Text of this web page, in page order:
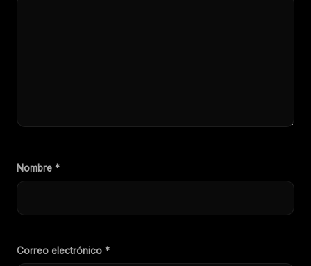
Nombre *
Correo electrónico *